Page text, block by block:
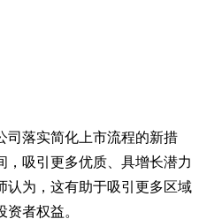
司落实简化上市流程的新措
，吸引更多优质、具增长潜力
认为，这有助于吸引更多区域
者权益。